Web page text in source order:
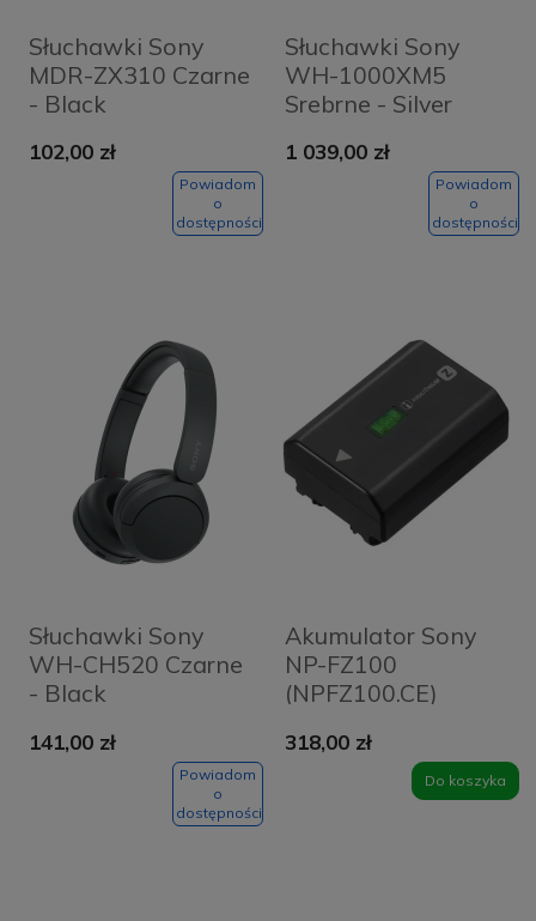
Słuchawki Sony
MDR-ZX310 Czarne
- Black
102,00 zł
Powiadom
o
dostępności
Słuchawki Sony
WH-1000XM5
Srebrne - Silver
1 039,00 zł
Powiadom
o
dostępności
Słuchawki Sony
WH-CH520 Czarne
- Black
141,00 zł
Powiadom
o
dostępności
Akumulator Sony
NP-FZ100
(NPFZ100.CE)
318,00 zł
Do koszyka